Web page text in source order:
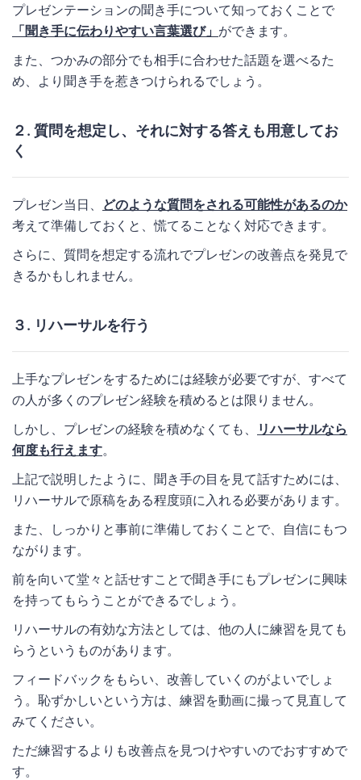
プレゼンテーションの聞き手について知っておくことで
「聞き手に伝わりやすい言葉選び」 ができます。
また、つかみの部分でも相手に合わせた話題を選べるた
め、より聞き手を惹きつけられるでしょう。
２. 質問を想定し、それに対する答えも用意してお
く
プレゼン当日、 どのような質問をされる可能性があるのか
考えて準備しておくと、慌てることなく対応できます。
さらに、質問を想定する流れでプレゼンの改善点を発見で
きるかもしれません。
３. リハーサルを行う
上手なプレゼンをするためには経験が必要ですが、すべて
の人が多くのプレゼン経験を積めるとは限りません。
しかし、プレゼンの経験を積めなくても、
リハーサルなら
何度も行えます。
上記で説明したように、聞き手の目を見て話すためには、
リハーサルで原稿をある程度頭に入れる必要があります。
また、しっかりと事前に準備しておくことで、自信にもつ
ながります。
前を向いて堂々と話せすことで聞き手にもプレゼンに興味
を持ってもらうことができるでしょう。
リハーサルの有効な方法としては、他の人に練習を見ても
らうというものがあります。
フィードバックをもらい、改善していくのがよいでしょ
う。恥ずかしいという方は、練習を動画に撮って見直して
みてください。
ただ練習するよりも改善点を見つけやすいのでおすすめで
す。